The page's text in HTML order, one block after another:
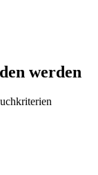
werden